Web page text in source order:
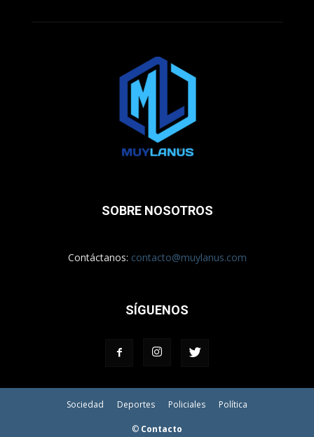
SOBRE NOSOTROS
Contáctanos: contacto@muylanus.com
SÍGUENOS
Sociedad Deportes Policiales Política
© Contacto